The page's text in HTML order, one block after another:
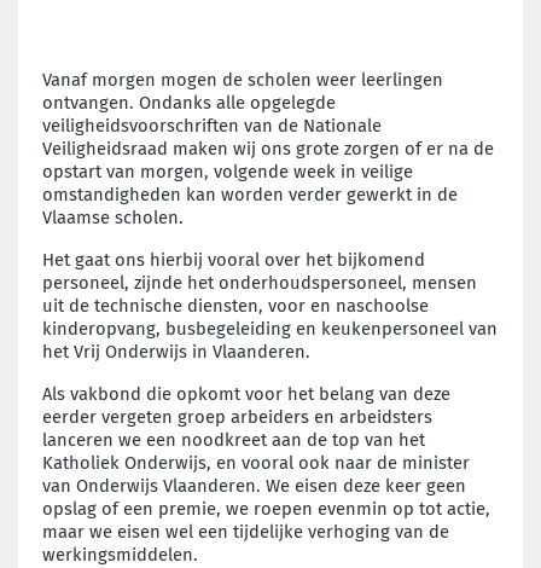
Vanaf morgen mogen de scholen weer leerlingen
ontvangen. Ondanks alle opgelegde
veiligheidsvoorschriften van de Nationale
Veiligheidsraad maken wij ons grote zorgen of er na de
opstart van morgen, volgende week in veilige
omstandigheden kan worden verder gewerkt in de
Vlaamse scholen.
Het gaat ons hierbij vooral over het bijkomend
personeel, zijnde het onderhoudspersoneel, mensen
uit de technische diensten, voor en naschoolse
kinderopvang, busbegeleiding en keukenpersoneel van
het Vrij Onderwijs in Vlaanderen.
Als vakbond die opkomt voor het belang van deze
eerder vergeten groep arbeiders en arbeidsters
lanceren we een noodkreet aan de top van het
Katholiek Onderwijs, en vooral ook naar de minister
van Onderwijs Vlaanderen. We eisen deze keer geen
opslag of een premie, we roepen evenmin op tot actie,
maar we eisen wel een tijdelijke verhoging van de
werkingsmiddelen.